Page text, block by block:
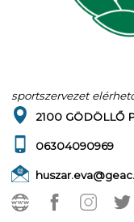
sportszervezet
2100 GÖDÖLLŐ
06304090969